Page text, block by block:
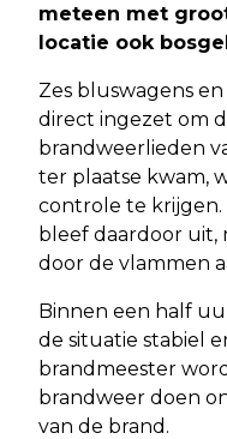
meteen met
locatie ook
Zes bluswagens
direct ingezet om
brandweerlieden
ter plaatse kwam,
controle te
bleef daardoor uit,
door de vlammen
Binnen een half
de situatie stabiel
brandmeester
brandweer doen
van de brand.